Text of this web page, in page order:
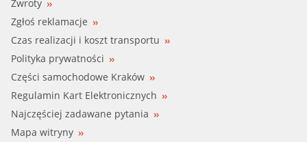
HOFFER (8193503)
IMPERGOM (90542)
MAXGEAR (18-0174)
MEATDORIA (93503)
METZGER (4010055)
Zwroty
Zgłoś reklamacje
Czas realizacji i koszt transportu
Polityka prywatności
Części samochodowe Kraków
Regulamin Kart Elektronicznych
Najczęściej zadawane pytania
Mapa witryny